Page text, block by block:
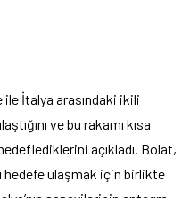
İtalya arasındaki ikili
ve bu rakamı kısa
açıkladı. Bolat,
ulaşmak için birlikte